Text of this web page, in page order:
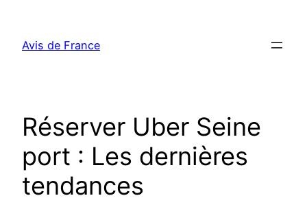
contenu
Avis de France
Réserver Uber Seine
port : Les dernières
tendances